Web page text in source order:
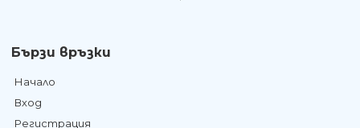
Бързи връзки
Начало
Вход
Регистрация